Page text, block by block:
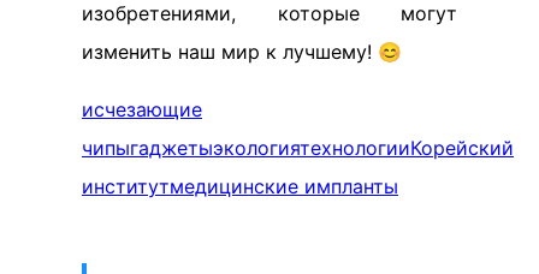
изобретениями, которые могут
изменить наш мир к лучшему! 😊
исчезающие
чипыгаджетыэкологиятехнологииКорейский
институтмедицинские импланты